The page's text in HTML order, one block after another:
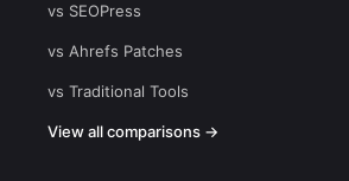
vs SEOPress
vs Ahrefs Patches
vs Traditional Tools
View all comparisons →